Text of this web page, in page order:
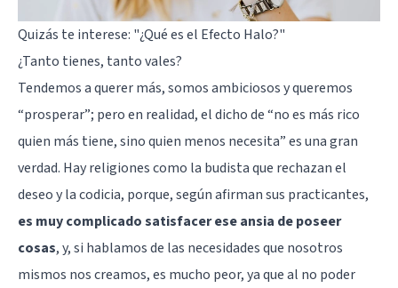
Quizás te interese: "¿Qué es el Efecto Halo?"
¿Tanto tienes, tanto vales?
Tendemos a querer más, somos ambiciosos y queremos
“prosperar”; pero en realidad, el dicho de “no es más rico
quien más tiene, sino quien menos necesita” es una gran
verdad. Hay religiones como la budista que rechazan el
deseo y la codicia, porque, según afirman sus practicantes,
es muy complicado satisfacer ese ansia de poseer
cosas, y, si hablamos de las necesidades que nosotros
mismos nos creamos, es mucho peor, ya que al no poder